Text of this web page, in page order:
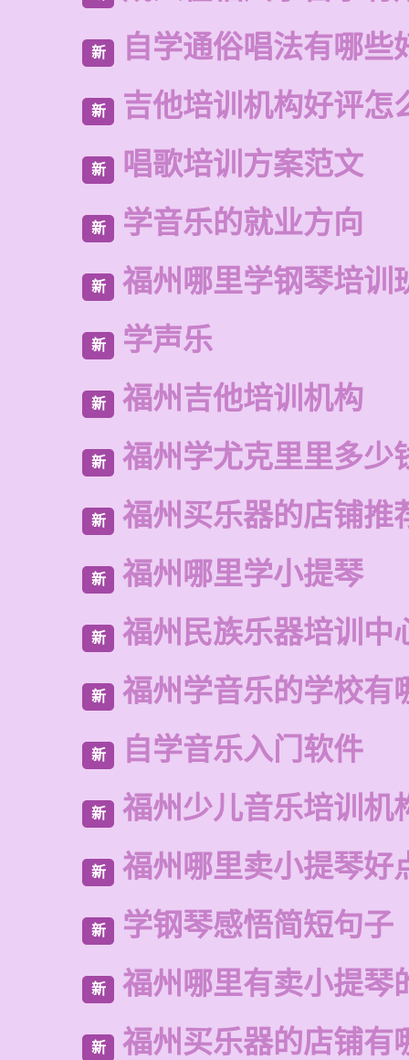
新 自学通俗唱法有哪些
新 吉他培训机构好评怎
新 唱歌培训方案范文
新 学音乐的就业方向
新 福州哪里学钢琴培训
新 学声乐
新 福州吉他培训机构
新 福州学尤克里里多少
新 福州买乐器的店铺推
新 福州哪里学小提琴
新 福州民族乐器培训中
新 福州学音乐的学校有
新 自学音乐入门软件
新 福州少儿音乐培训机
新 福州哪里卖小提琴好
新 学钢琴感悟简短句子
新 福州哪里有卖小提琴
新 福州买乐器的店铺有